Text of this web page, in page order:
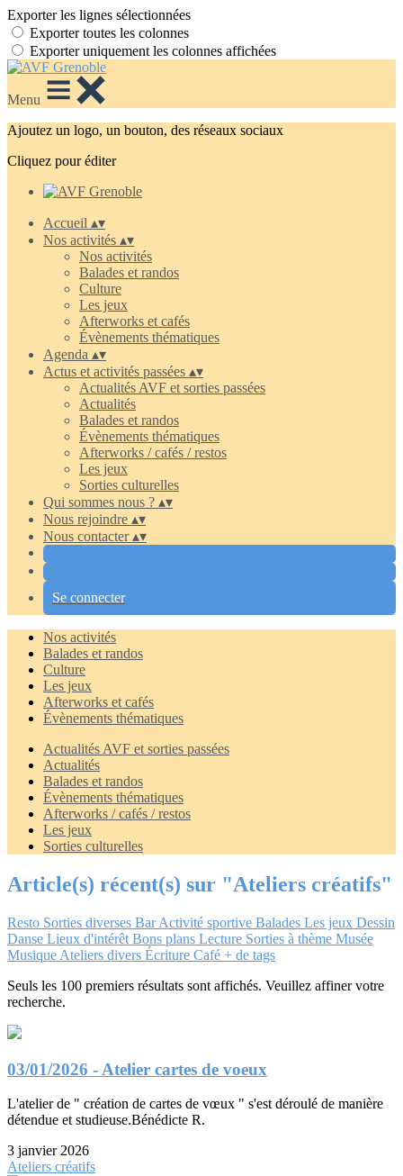
Exporter les lignes sélectionnées
Exporter toutes les colonnes
Exporter uniquement les colonnes affichées
Menu
Ajoutez un logo, un bouton, des réseaux sociaux
Cliquez pour éditer
Accueil ▴▾
Nos activités ▴▾
Nos activités
Balades et randos
Culture
Les jeux
Afterworks et cafés
Évènements thématiques
Agenda ▴▾
Actus et activités passées ▴▾
Actualités AVF et sorties passées
Actualités
Balades et randos
Évènements thématiques
Afterworks / cafés / restos
Les jeux
Sorties culturelles
Qui sommes nous ? ▴▾
Nous rejoindre ▴▾
Nous contacter▴▾
Se connecter
Nos activités
Balades et randos
Culture
Les jeux
Afterworks et cafés
Évènements thématiques
Actualités AVF et sorties passées
Actualités
Balades et randos
Évènements thématiques
Afterworks / cafés / restos
Les jeux
Sorties culturelles
Article(s) récent(s) sur "Ateliers créatifs"
Resto Sorties diverses BarActivité sportive Balades Les jeux Dessin
Danse Lieux d'intérêt Bons plans Lecture Sorties à thème Musée
Musique Ateliers divers Écriture Café + de tags
Seuls les 100 premiers résultats sont affichés. Veuillez affiner votre
recherche.
03/01/2026 - Atelier cartes de voeux
L'atelier de " création de cartes de vœux " s'est déroulé de manière
détendue et studieuse.Bénédicte R.
3 janvier 2026
Ateliers créatifs